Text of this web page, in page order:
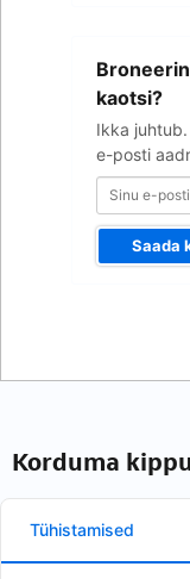
kaotsi?
Ikka
e-posti
aadress
Saada
Korduma
Tühistamised